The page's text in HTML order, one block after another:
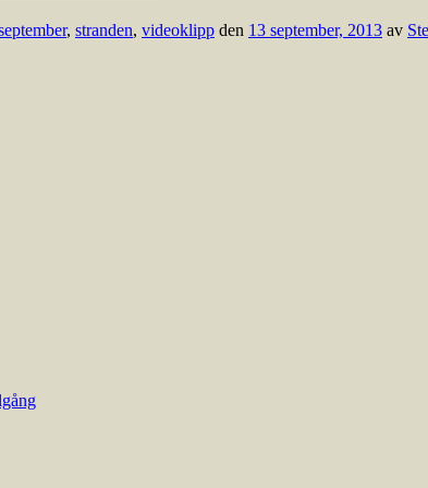
, stranden, videoklipp den 13 september, 2013 av